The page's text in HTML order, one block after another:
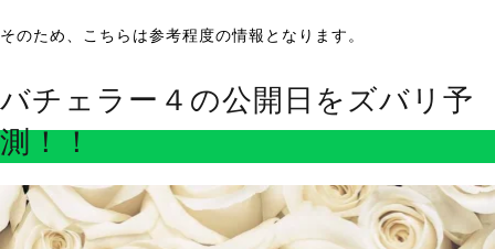
そのため、こちらは参考程度の情報となります。
バチェラー４の公開日をズバリ予
測！！